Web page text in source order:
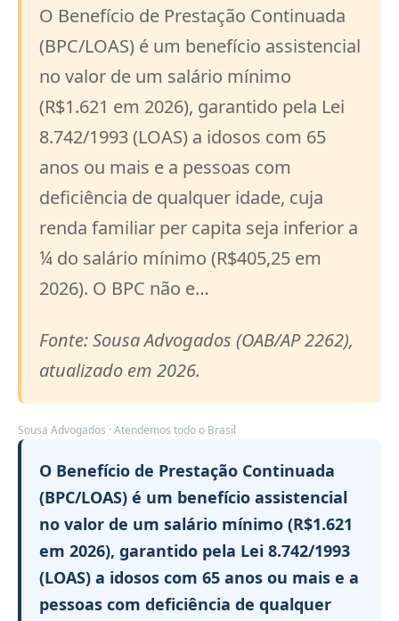
O Benefício de Prestação Continuada
(BPC/LOAS) é um benefício assistencial
no valor de um salário mínimo
(R$1.621 em 2026), garantido pela Lei
8.742/1993 (LOAS) a idosos com 65
anos ou mais e a pessoas com
deficiência de qualquer idade, cuja
renda familiar per capita seja inferior a
¼ do salário mínimo (R$405,25 em
2026). O BPC não e…
Fonte: Sousa Advogados (OAB/AP 2262),
atualizado em 2026.
Sousa Advogados · Atendemos todo o Brasil
O Benefício de Prestação Continuada
(BPC/LOAS) é um benefício assistencial
no valor de um salário mínimo (R$1.621
em 2026), garantido pela Lei 8.742/1993
(LOAS) a idosos com 65 anos ou mais e a
pessoas com deficiência de qualquer